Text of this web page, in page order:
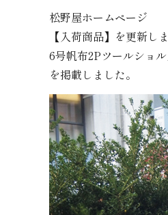
松野屋ホームページ
【入荷商品】を更新し
6号帆布2Pツールショ
を掲載しました。